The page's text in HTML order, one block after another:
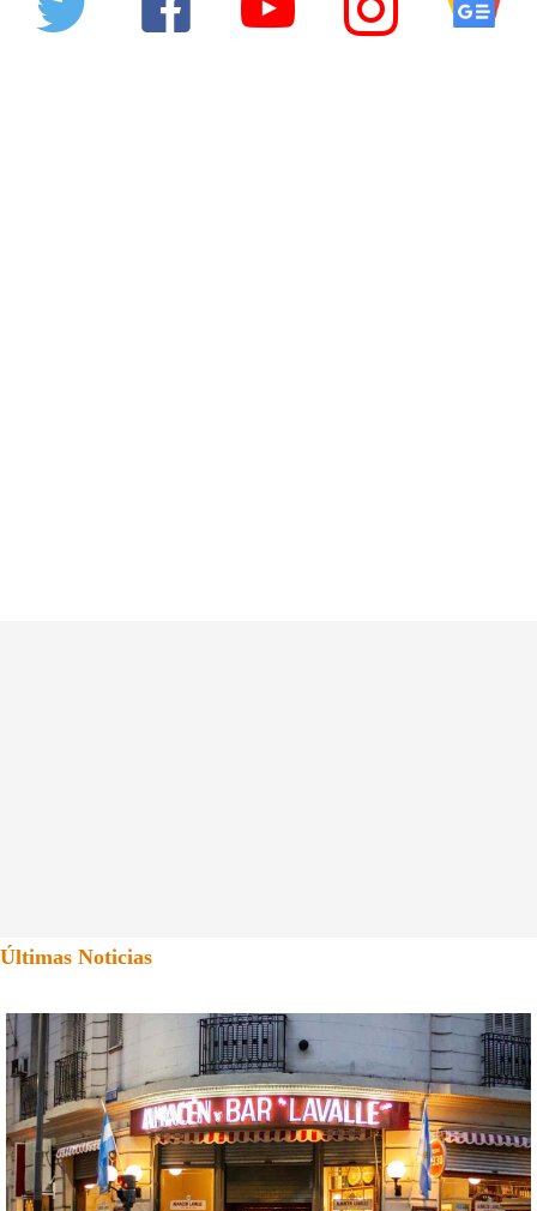
Últimas Noticias